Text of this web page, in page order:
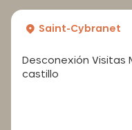
Saint-Cybranet
Desconexión Visitas
castillo